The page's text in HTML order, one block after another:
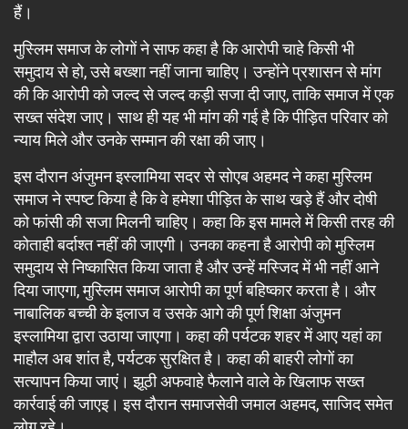
हैं।
मुस्लिम समाज के लोगों ने साफ कहा है कि आरोपी चाहे किसी भी
समुदाय से हो, उसे बख्शा नहीं जाना चाहिए। उन्होंने प्रशासन से मांग
की कि आरोपी को जल्द से जल्द कड़ी सजा दी जाए, ताकि समाज में एक
सख्त संदेश जाए। साथ ही यह भी मांग की गई है कि पीड़ित परिवार को
न्याय मिले और उनके सम्मान की रक्षा की जाए।
इस दौरान अंजुमन इस्लामिया सदर से सोएब अहमद ने कहा मुस्लिम
समाज ने स्पष्ट किया है कि वे हमेशा पीड़ित के साथ खड़े हैं और दोषी
को फांसी की सजा मिलनी चाहिए। कहा कि इस मामले में किसी तरह की
कोताही बर्दाश्त नहीं की जाएगी। उनका कहना है आरोपी को मुस्लिम
समुदाय से निष्कासित किया जाता है और उन्हें मस्जिद में भी नहीं आने
दिया जाएगा, मुस्लिम समाज आरोपी का पूर्ण बहिष्कार करता है। और
नाबालिक बच्ची के इलाज व उसके आगे की पूर्ण शिक्षा अंजुमन
इस्लामिया द्वारा उठाया जाएगा। कहा की पर्यटक शहर में आए यहां का
माहौल अब शांत है, पर्यटक सुरक्षित है। कहा की बाहरी लोगों का
सत्यापन किया जाएं। झूठी अफवाहे फैलाने वाले के खिलाफ सख्त
कार्रवाई की जाएइ। इस दौरान समाजसेवी जमाल अहमद, साजिद समेत